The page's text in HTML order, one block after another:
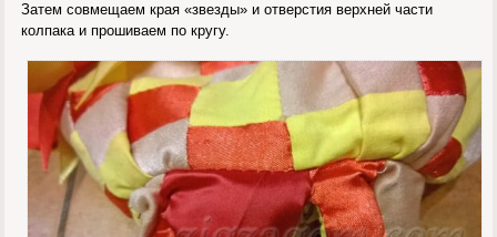
Затем совмещаем края «звезды» и отверстия верхней части
колпака и прошиваем по кругу.